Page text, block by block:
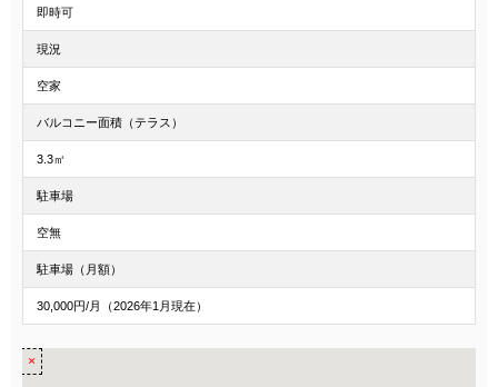
即時可
現況
空家
バルコニー面積（テラス）
3.3㎡
駐車場
空無
駐車場（月額）
30,000円/月（2026年1月現在）